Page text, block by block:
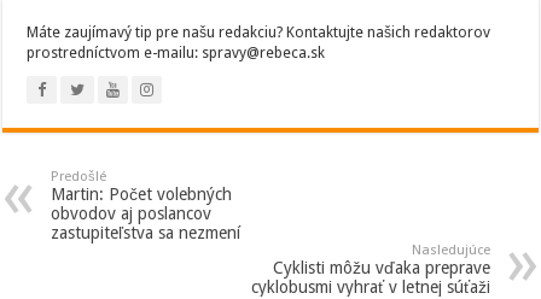
Máte zaujímavý tip pre našu redakciu? Kontaktujte našich redaktorov
prostredníctvom e-mailu: spravy@rebeca.sk
Predošlé
Martin: Počet volebných
obvodov aj poslancov
zastupiteľstva sa nezmení
Nasledujúce
Cyklisti môžu vďaka preprave
cyklobusmi vyhrať v letnej súťaži